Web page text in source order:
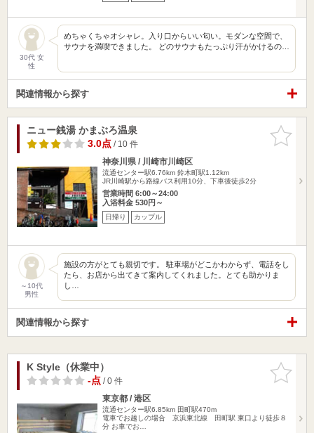
30代 女
性
めちゃくちゃオシャレ。入り口からいい匂い。モダンな空間で、
サウナを満喫できました。 どのサウナもたっぷり汗がかけるの…
関連情報から探す
お気に入
りに追加
ニュー銭湯 かまぶろ温泉
3.0点/ 10 件
神奈川県 / 川崎市川崎区
流通センター駅6.76km 鈴木町駅1.12km
JR川崎駅から路線バス利用10分、下車後徒歩2分
営業時間 6:00～24:00
入浴料金 530円～
日帰り カップル
～10代
男性
施設の方がとても親切です。 駐車場がどこかわからず、電話をし
たら、お店から出てきて案内してくれました。とても助かりま
し…
関連情報から探す
お気に入
りに追加
K Style（休業中）
-点/ 0 件
東京都 / 港区
流通センター駅6.85km 田町駅470m
電車でお越しの場合 京浜東北線 田町駅 東口より徒歩８
分 お車でお…